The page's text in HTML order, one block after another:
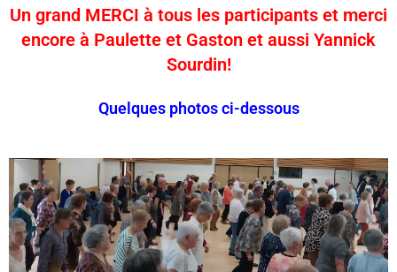
Un grand MERCI à tous les participants et merci
encore à Paulette et Gaston et aussi Yannick
Sourdin!
Quelques photos ci-dessous